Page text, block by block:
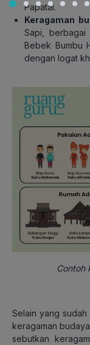
Papatai.
Keragaman
Sapi, berbagai
Bebek Bumbu
dengan logat
Contoh
Selain yang
keragaman
sebutkan